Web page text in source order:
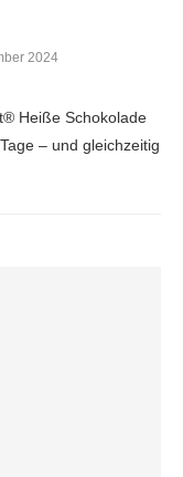
2024
Heiße Schokolade
– und gleichzeitig